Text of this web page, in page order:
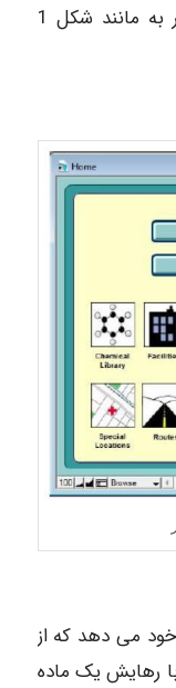
اجرای نرم افزار صفحه اصلی نرم افزار به مانند شکل 1
خود می دهد که از
رهایش یک ماده